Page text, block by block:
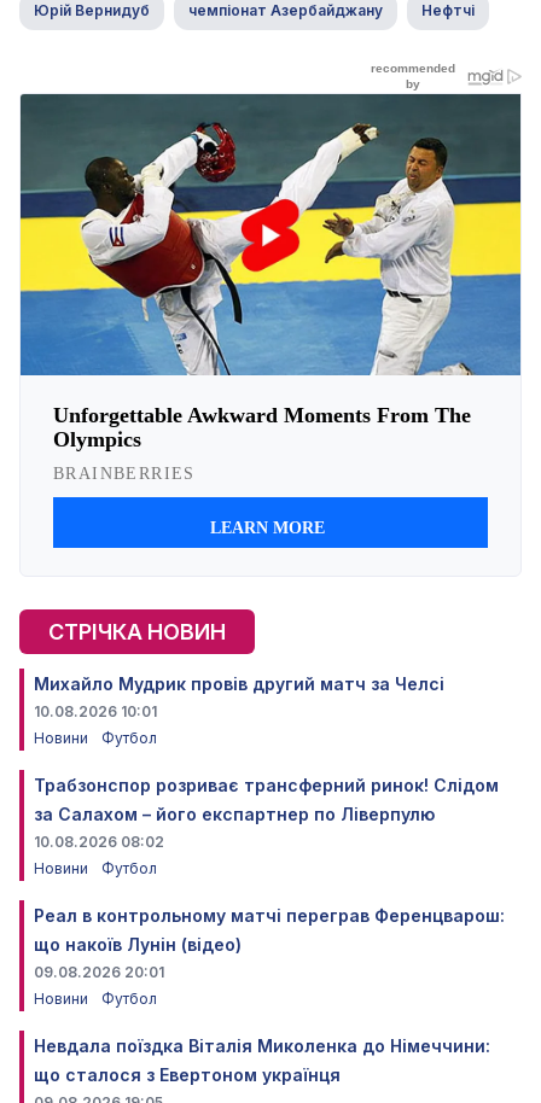
Юрій Вернидуб чемпіонат Азербайджану Нефтчі
СТРІЧКА НОВИН
Михайло Мудрик провів другий матч за Челсі
10.08.2026 10:01
Новини
Футбол
Трабзонспор розриває трансферний ринок! Слідом
за Салахом – його експартнер по Ліверпулю
10.08.2026 08:02
Новини
Футбол
Реал в контрольному матчі переграв Ференцварош:
що накоїв Лунін (відео)
09.08.2026 20:01
Новини
Футбол
Невдала поїздка Віталія Миколенка до Німеччини:
що сталося з Евертоном українця